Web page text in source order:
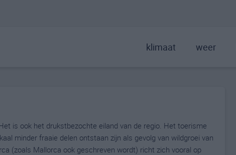
klimaat weer
is ook het drukstbezochte eiland van de regio. Het toerisme
minder fraaie delen ontstaan zijn als gevolg van wildgroei van
(zoals Mallorca ook geschreven wordt) richt zich vooral op